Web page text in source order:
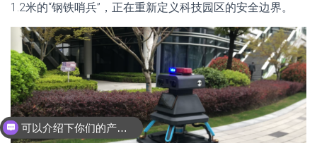
1.2米的“钢铁哨兵”，正在重新定义科技园区的安全边界。
可以介绍下你们的产品么？
你们是怎么收费的呢？